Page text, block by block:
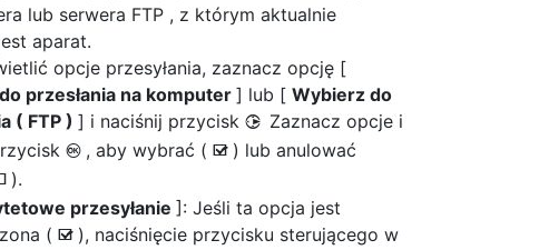
lub serwera FTP , z którym aktualnie
aparat.
opcje przesyłania, zaznacz opcję [
przesłania na komputer ] lub [ Wybierz do
( FTP ) ] i naciśnij przycisk 2 Zaznacz opcje i
J , aby wybrać ( M ) lub anulować
).
przesyłanie ]: Jeśli ta opcja jest
( M ), naciśnięcie przycisku sterującego w